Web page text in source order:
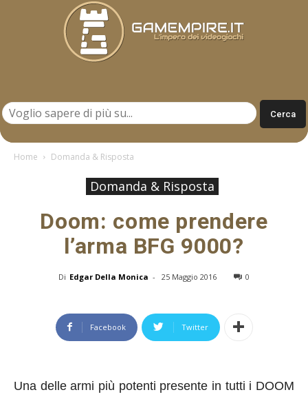
Home Domanda & Risposta
Domanda & Risposta
Doom: come prendere
l’arma BFG 9000?
Di Edgar Della Monica - 25 Maggio 2016 0
Facebook Twitter
Una delle armi più potenti presente in tutti i DOOM